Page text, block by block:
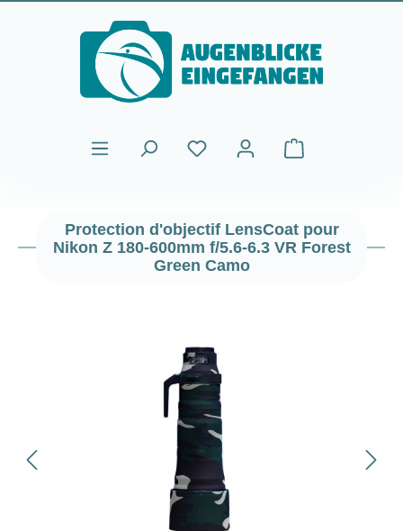
Passer au contenu principal
Le panier
Protection d'objectif LensCoat pour
Nikon Z 180-600mm f/5.6-6.3 VR Forest
Green Camo